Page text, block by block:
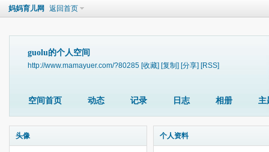
妈妈育儿网 返回首页
guolu的个人空间
http://www.mamayuer.com/?80285 [收藏] [复制] [分享] [RSS]
空间首页 动态 记录 日志 相册 主
头像 个人资料